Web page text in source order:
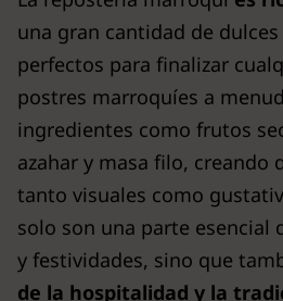
una gran cantidad de
perfectos para finalizar
postres marroquíes a
ingredientes como frutos
azahar y masa filo, creando
tanto visuales como
solo son una parte esencial
y festividades, sino que
de la hospitalidad y la